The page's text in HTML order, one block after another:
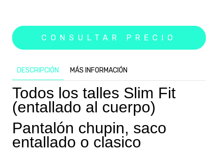
DESCRIPCIÓN MÁS INFORMACIÓN
Todos los talles Slim Fit
(entallado al cuerpo)
Pantalón chupin, saco
entallado o clasico